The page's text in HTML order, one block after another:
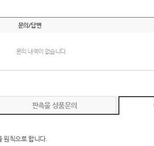
문의/답변
문의 내역이 없습니다.
판촉물 상품문의
원칙으로 합니다.